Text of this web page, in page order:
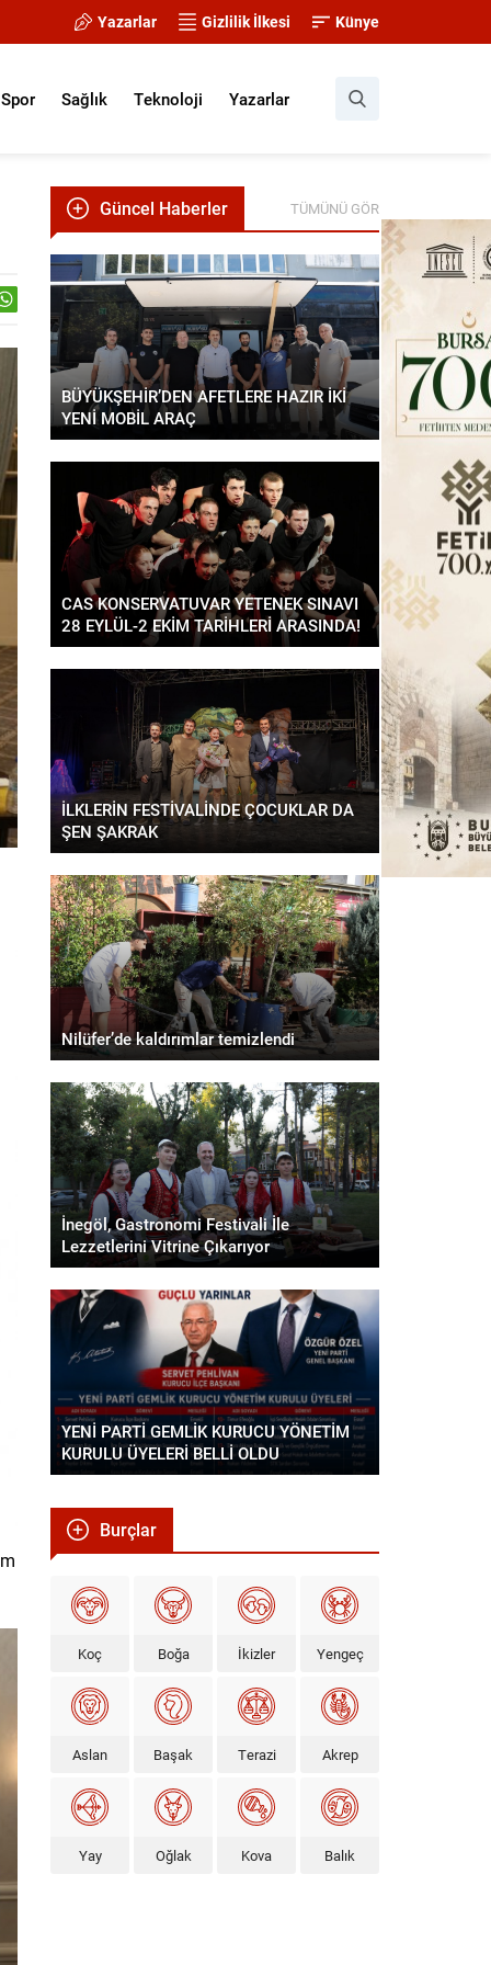
Yazarlar Gizlilik İlkesi Künye
Spor Sağlık Teknoloji Yazarlar
Güncel Haberler TÜMÜNÜ GÖR
BÜYÜKŞEHİR’DEN AFETLERE HAZIR İKİ
YENİ MOBİL ARAÇ
CAS KONSERVATUVAR YETENEK SINAVI
28 EYLÜL-2 EKİM TARİHLERİ ARASINDA!
İLKLERİN FESTİVALİNDE ÇOCUKLAR DA
ŞEN ŞAKRAK
Nilüfer’de kaldırımlar temizlendi
İnegöl, Gastronomi Festivali İle
Lezzetlerini Vitrine Çıkarıyor
YENİ PARTİ GEMLİK KURUCU YÖNETİM
KURULU ÜYELERİ BELLİ OLDU
Burçlar
Koç Boğa İkizler Yengeç
Aslan Başak Terazi Akrep
Yay Oğlak Kova Balık